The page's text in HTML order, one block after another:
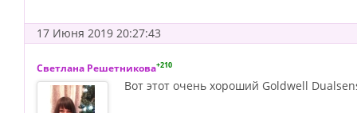
17 Июня 2019 20:27:43
Светлана Решетникова+210
Вот этот очень хороший Goldwell